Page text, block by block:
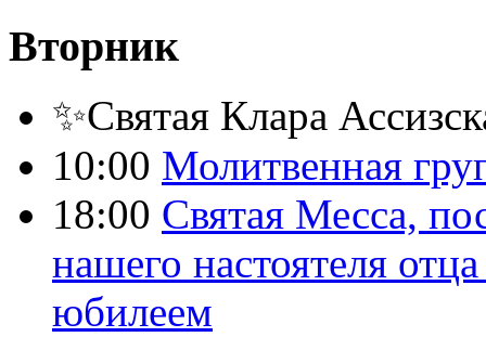
Вторник
✨Святая Клара
10:00 Молитвенная
18:00 Святая Месса,
нашего настоятеля
юбилеем